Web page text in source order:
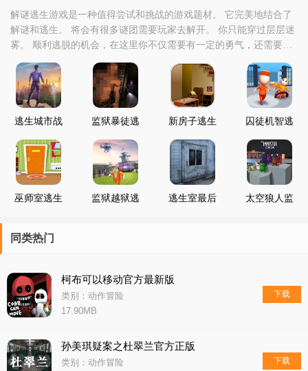
解谜逃生游戏是一种值得尝试和挑战的游戏题材。 它完美地结合了
解谜和逃生。 将会有很多谜团需要玩家去解开。 你只能穿过层层迷
雾。 顺利逃脱的机会，在这里你不仅需要有一定的勇气，还需要有
吧。
逃生城市战
监狱暴徒逃
新房子逃生
囚徒机智逃
巫师室逃生
监狱越狱逃
逃生室最后
太空狼人监
同类热门
柯布可以移动官方最新版
类别：动作冒险
17.90MB
下载
孙美琪疑案之杜翠兰官方正版
类别：动作冒险
下载